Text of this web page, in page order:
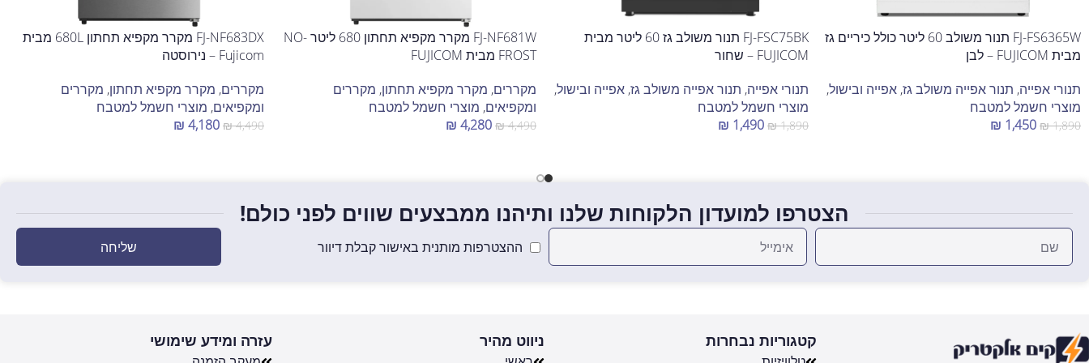
FJ-FS6365W תנור משולב 60 ליטר כולל כיריים גז
מבית FUJICOM – לבן
תנורי אפייה, תנור אפייה משולב גז, אפייה ובישול,
מוצרי חשמל למטבח
₪1,890
₪ 1,450
FJ-FSC75BK תנור משולב גז 60 ליטר מבית
FUJICOM – שחור
תנורי אפייה, תנור אפייה משולב גז, אפייה ובישול,
מוצרי חשמל למטבח
₪1,890
₪ 1,490
FJ-NF681W מקרר מקפיא תחתון 680 ליטר NO-
FROST מבית FUJICOM
מקררים, מקרר מקפיא תחתון, מקררים
ומקפיאים, מוצרי חשמל למטבח
₪4,490
₪ 4,280
FJ-NF683DX מקרר מקפיא תחתון 680L מבית
Fujicom – נירוסטה
מקררים, מקרר מקפיא תחתון, מקררים
ומקפיאים, מוצרי חשמל למטבח
₪4,490
₪ 4,180
הצטרפו למועדון הלקוחות שלנו ותיהנו ממבצעים שווים לפני כולם!
ההצטרפות מותנית באישור קבלת דיוור שליחה
קטגוריות נבחרות ניווט מהיר עזרה ומידע שימושי